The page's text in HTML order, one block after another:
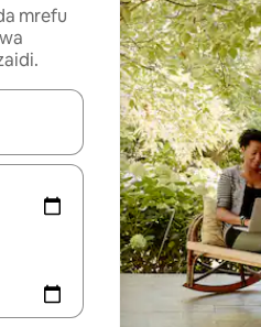
mrefu
vitufe vya vishale vya juu